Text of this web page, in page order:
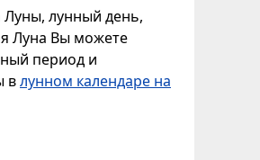
Луны, лунный день,
Луна Вы можете
период и
влунном календаре на